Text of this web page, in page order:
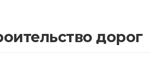
дорог